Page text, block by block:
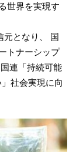
世界を実現す
元となり、 国
トナーシップ
連「持続可能
社会実現に向